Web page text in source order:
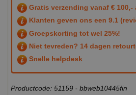
Gratis verzending vanaf € 100,-
Klanten geven ons een 9.1
Groepskorting tot wel 25%!
Niet tevreden? 14 dagen
Snelle helpdesk
Productcode: 51159 - bbweb10445fin